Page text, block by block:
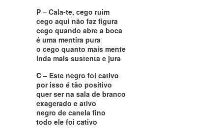
P – Cala-te, cego ruim
cego aqui não faz figura
cego quando abre a boca
é uma mentira pura
o cego quanto mais mente
inda mais sustenta e jura
C – Este negro foi cativo
por isso é tão positivo
quer ser na sala de branco
exagerado e ativo
negro de canela fino
todo ele foi cativo